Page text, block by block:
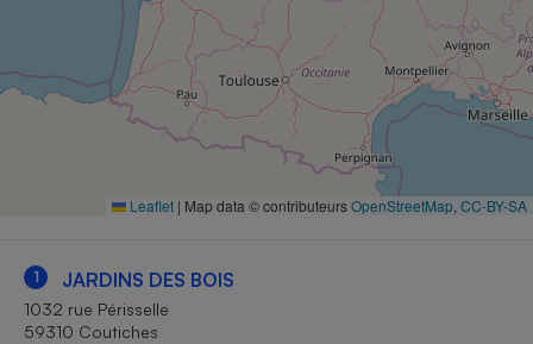
Leaflet | Map data © contributeursOpenStreetMap CC-BY-SA
1 JARDINS DES BOIS
1032 rue Périsselle
59310 Coutiches
Complément
alimentaire
Assurance emprunteur
Petit électroménager -
Mutuelle